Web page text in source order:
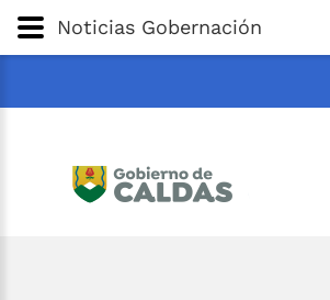
Gobernación de
Noticias Gobernación